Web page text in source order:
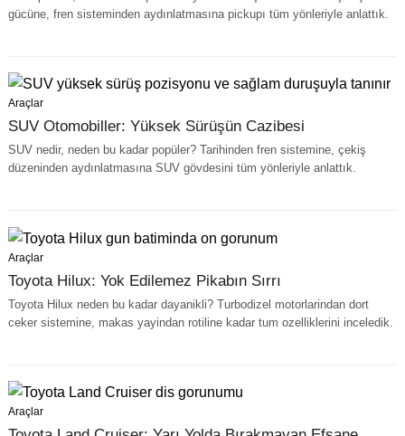
gücüne, fren sisteminden aydınlatmasına pickupı tüm yönleriyle anlattık.
Araçlar
SUV Otomobiller: Yüksek Sürüşün Cazibesi
SUV nedir, neden bu kadar popüler? Tarihinden fren sistemine, çekiş
düzeninden aydınlatmasına SUV gövdesini tüm yönleriyle anlattık.
Araçlar
Toyota Hilux: Yok Edilemez Pikabın Sırrı
Toyota Hilux neden bu kadar dayanikli? Turbodizel motorlarindan dort
ceker sistemine, makas yayindan rotiline kadar tum ozelliklerini inceledik.
Araçlar